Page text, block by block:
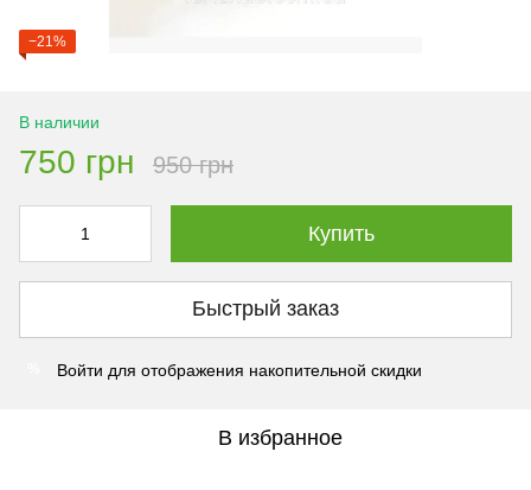
−21%
В наличии
750 грн 950 грн
Купить
Быстрый заказ
Войти для отображения накопительной скидки
В избранное